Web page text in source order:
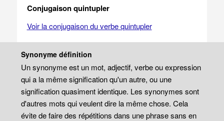
Conjugaison quintupler
Voir la conjugaison du verbe quintupler
Synonyme définition
Un synonyme est un mot, adjectif, verbe ou expression
qui a la même signification qu'un autre, ou une
signification quasiment identique. Les synonymes sont
d'autres mots qui veulent dire la même chose. Cela
évite de faire des répétitions dans une phrase sans en